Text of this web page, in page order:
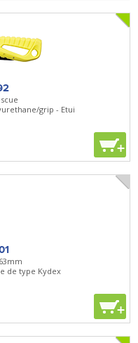
grip - Etui
+
de type Kydex
+